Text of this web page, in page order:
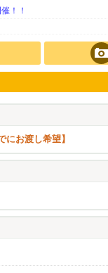
！！
お渡し希望】